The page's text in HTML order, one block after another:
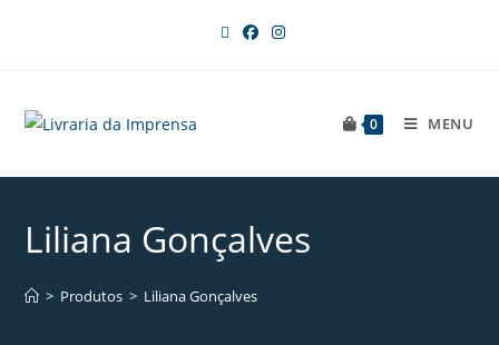
0 MENU
Liliana Gonçalves
> Produtos > Liliana Gonçalves